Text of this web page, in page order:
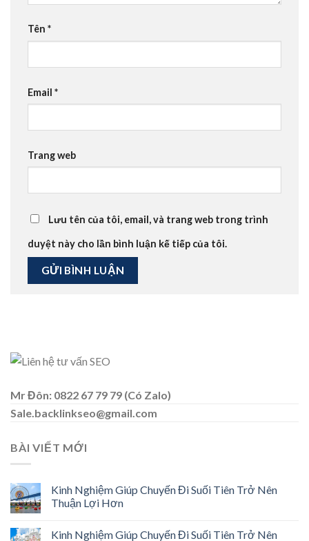
Tên *
Email *
Trang web
Lưu tên của tôi, email, và trang web trong trình
duyệt này cho lần bình luận kế tiếp của tôi.
Mr Đôn: 0822 67 79 79 (Có Zalo)
Sale.backlinkseo@gmail.com
BÀI VIẾT MỚI
Kinh Nghiệm Giúp Chuyến Đi Suối Tiên Trở Nên
Thuận Lợi Hơn
Kinh Nghiệm Giúp Chuyến Đi Suối Tiên Trở Nên